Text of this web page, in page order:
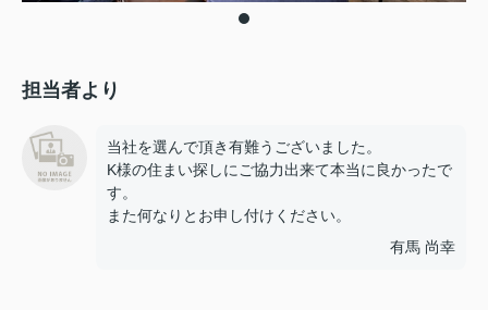
担当者より
当社を選んで頂き有難うございました。
K様の住まい探しにご協力出来て本当に良かったで
す。
また何なりとお申し付けください。
有馬 尚幸